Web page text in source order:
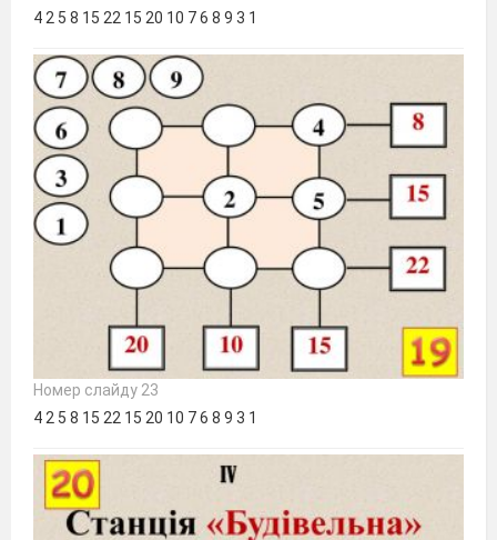
4 2 5 8 15 22 15 20 10 7 6 8 9 3 1
Номер слайду 23
4 2 5 8 15 22 15 20 10 7 6 8 9 3 1